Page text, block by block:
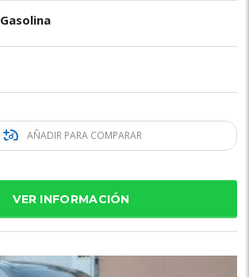
Gasolina
AÑADIR PARA COMPARAR
VER INFORMACIÓN